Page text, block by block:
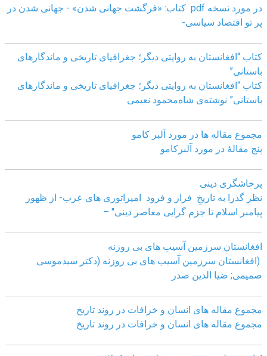
در مورد نسخه pdf کتاب: «فرگشت جهانی شدن» - جهانی شدن در
پر تو اقتصاد سیاسی-
کتاب “افغانستان به روایتی دیگر؛ جغرافیای تاریخی و ماندگارهای
باستانی”
کتاب “افغانستان به روایتی دیگر؛ جغرافیای تاریخی و ماندگارهای
باستانی” نوشته‌ی شاه‌محمود نعیمی
مجموع مقاله ها در مورد آلبر کامو
پنج مقالهٔ در مورد آلبرکامو
پرخاشگری دینی
نظر گذرا به تاریخِ فراز و فرود امپراتوری های عرب- از ظهور
پیامبر اسلام تا جزم گرایی معاصر دینی" –
افغانستان سرزمین آسیب های بی روزنه
(افغانستان سرزمین آسیب های بی روزنه (دکتر سیدموسی
صمیمی; ضیا الدین صدر
مجموع مقاله های انسان و خرافات در روند تاریخ
مجموع مقاله های انسان و خرافات در روند تاریخ